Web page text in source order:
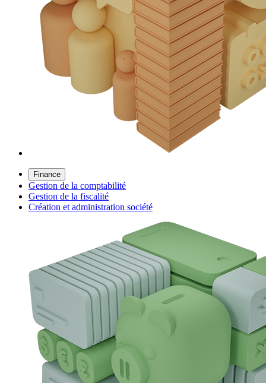
Finance
Gestion de la comptabilité
Gestion de la fiscalité
Création et administration société